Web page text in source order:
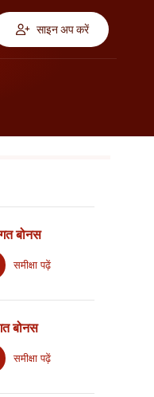
साइन अप करें
बोनस
समीक्षा पढ़ें
बोनस
समीक्षा पढ़ें